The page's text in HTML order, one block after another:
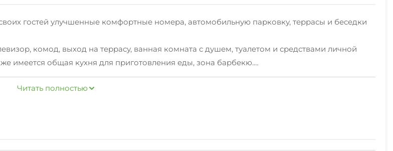
гостей улучшенные комфортные номера, автомобильную парковку, террасы и беседки
комод, выход на террасу, ванная комната с душем, туалетом и средствами личной
имеется общая кухня для приготовления еды, зона барбекю.
Читать полностью